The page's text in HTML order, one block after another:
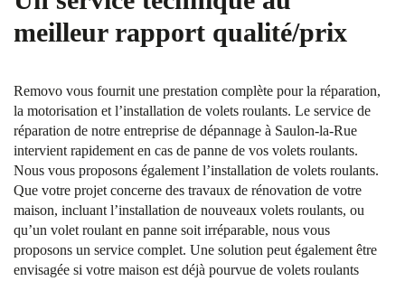
meilleur rapport qualité/prix
Removo vous fournit une prestation complète pour la réparation,
la motorisation et l’installation de volets roulants. Le service de
réparation de notre entreprise de dépannage à Saulon-la-Rue
intervient rapidement en cas de panne de vos volets roulants.
Nous vous proposons également l’installation de volets roulants.
Que votre projet concerne des travaux de rénovation de votre
maison, incluant l’installation de nouveaux volets roulants, ou
qu’un volet roulant en panne soit irréparable, nous vous
proposons un service complet. Une solution peut également être
envisagée si votre maison est déjà pourvue de volets roulants